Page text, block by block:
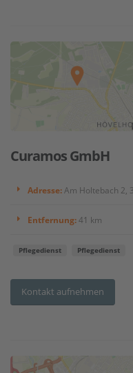
Curamos GmbH
Adresse: Am Holtebach 2,
Entfernung:41 km
Pflegedienst Pflegedienst
Kontakt aufnehmen